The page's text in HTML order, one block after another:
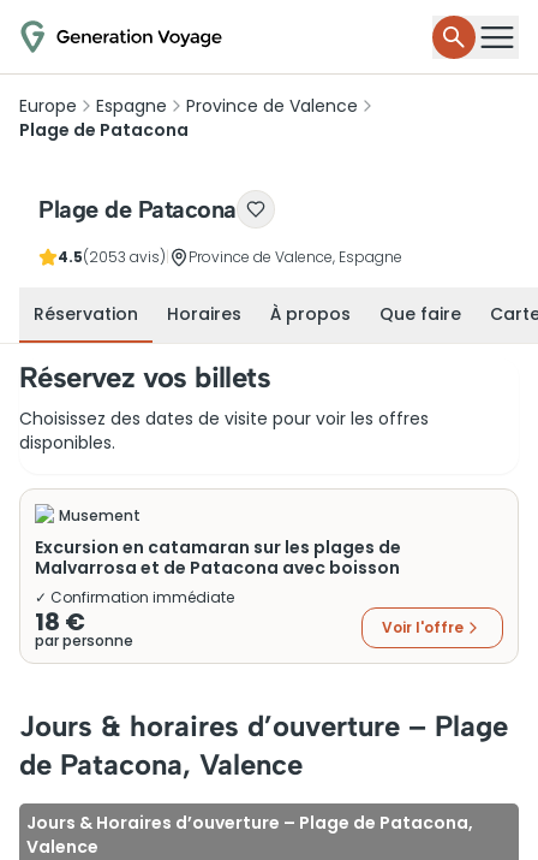
Europe Espagne
Province de Valence
Plage de Patacona
Plage de Patacona
4.5(2053 avis) Province de Valence, Espagne
Réservation Horaires À propos Que faire
Réservez vos billets
Choisissez des dates de visite pour voir les offres
disponibles.
Musement
Excursion en catamaran sur les plages de
Malvarrosa et de Patacona avec boisson
✓ Confirmation immédiate
18 €
par personne
Voir l'offre
Jours & horaires d’ouverture – Plage
de Patacona, Valence
Jours & Horaires d’ouverture – Plage de Patacona,
Valence